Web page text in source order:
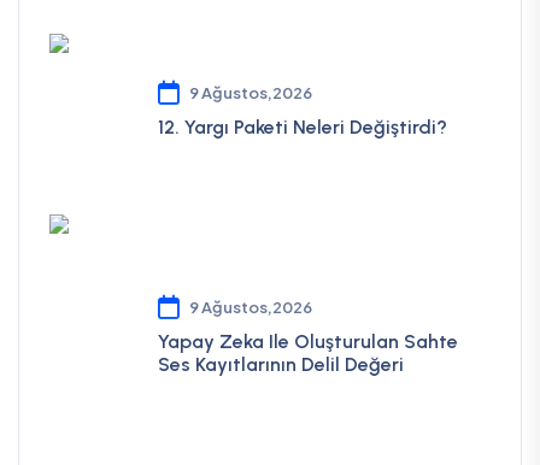
9 Ağustos,2026
12. Yargı Paketi Neleri Değiştirdi?
9 Ağustos,2026
Yapay Zeka Ile Oluşturulan Sahte
Ses Kayıtlarının Delil Değeri